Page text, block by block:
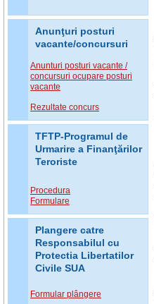
Anunţuri posturi
vacante/concursuri
Anunturi posturi vacante /
concursuri ocupare posturi
vacante
Rezultate concurs
TFTP-Programul de
Urmarire a Finanţărilor
Teroriste
Procedura
Formulare
Plangere catre
Responsabilul cu
Protectia Libertatilor
Civile SUA
Formular plângere